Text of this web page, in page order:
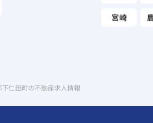
宮崎
下仁田町の不動産求人情報